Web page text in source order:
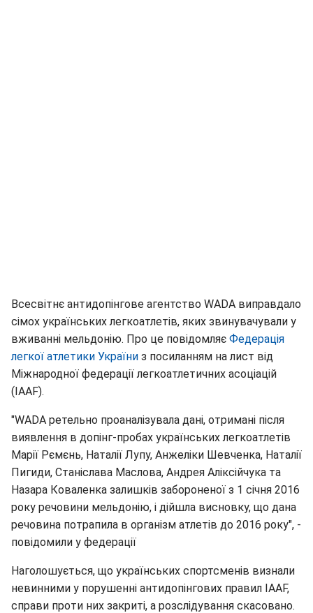
Всесвітнє антидопінгове агентство WADA виправдало
сімох українських легкоатлетів, яких звинувачували у
вживанні мельдонію. Про це повідомляє Федерація
легкої атлетики України з посиланням на лист від
Міжнародної федерації легкоатлетичних асоціацій
(IAAF).
"WADA ретельно проаналізувала дані, отримані після
виявлення в допінг-пробах українських легкоатлетів
Марії Рємєнь, Наталії Лупу, Анжеліки Шевченка, Наталії
Пигиди, Станіслава Маслова, Андрея Аліксійчука та
Назара Коваленка залишків забороненої з 1 січня 2016
року речовини мельдонію, і дійшла висновку, що дана
речовина потрапила в організм атлетів до 2016 року", -
повідомили у федерації
Наголошується, що українських спортсменів визнали
невинними у порушенні антидопінгових правил IAAF,
справи проти них закриті, а розслідування скасовано.